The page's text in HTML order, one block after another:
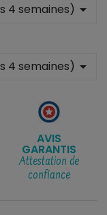
arrow_drop_down
arrow_drop_down
AVIS
GARANTIS
Attestation de
confiance